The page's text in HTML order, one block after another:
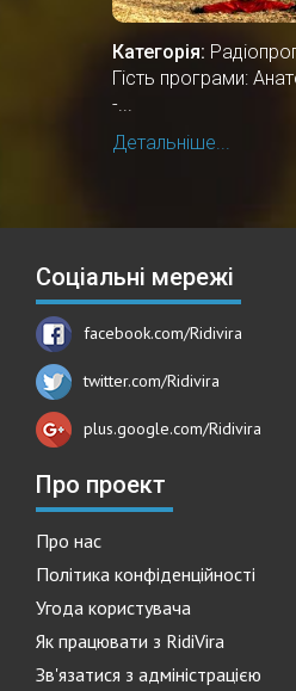
Категорія:
Гість програми:
-...
Детальніше...
Соціальні мережі
facebook.com/Ridivira
twitter.com/Ridivira
plus.google.com/Ridivira
Про проект
Про нас
Політика конфіденційності
Угода користувача
Як працювати з RidiVira
Зв'язатися з адміністрацією